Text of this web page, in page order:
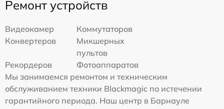
Ремонт устройств
Видеокамер
Коммутаторов
Конвертеров
Микшерных
пультов
Рекордеров
Фотоаппаратов
Мы занимаемся ремонтом и техническим
обслуживанием техники Blackmagic по истечении
гарантийного периода. Наш центр в Барнауле